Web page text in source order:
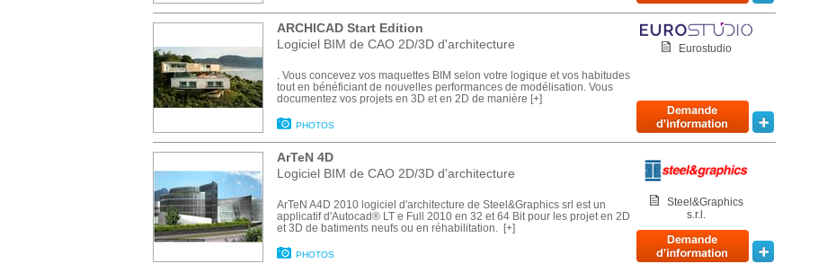
ARCHICAD Start Edition
Logiciel BIM de CAO 2D/3D d'architecture
. Vous concevez vos maquettes BIM selon votre logique et vos habitudes
tout en bénéficiant de nouvelles performances de modélisation. Vous
documentez vos projets en 3D et en 2D de manière [+]
PHOTOS
Eurostudio
ArTeN 4D
Logiciel BIM de CAO 2D/3D d'architecture
ArTeN A4D 2010 logiciel d'architecture de Steel&Graphics srl est un
applicatif d'Autocad® LT e Full 2010 en 32 et 64 Bit pour les projet en 2D
et 3D de batiments neufs ou en réhabilitation. [+]
PHOTOS
Steel&Graphics
s.r.l.